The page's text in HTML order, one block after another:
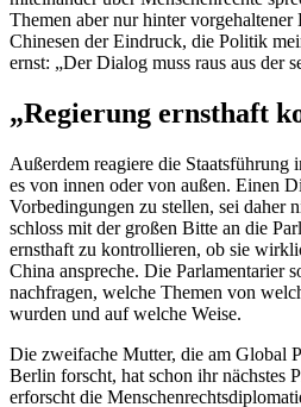
Themen aber nur hinter vorgehaltener
Chinesen der Eindruck, die Politik
ernst: „Der Dialog muss raus aus der
„Regierung ernsthaft
Außerdem reagiere die Staatsführung
es von innen oder von außen. Einen
Vorbedingungen zu stellen, sei daher
schloss mit der großen Bitte an die
ernsthaft zu kontrollieren, ob sie
China anspreche. Die Parlamentarier
nachfragen, welche Themen von
wurden und auf welche Weise.
Die zweifache Mutter, die am Global
Berlin forscht, hat schon ihr nächstes
erforscht die